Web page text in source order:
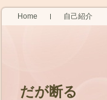
Home 自己紹介
だが断る